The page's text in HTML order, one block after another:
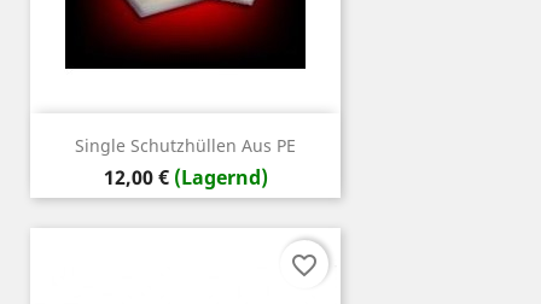
Single Schutzhüllen Aus PE
Preis
12,00 € (Lagernd)
favorite_border